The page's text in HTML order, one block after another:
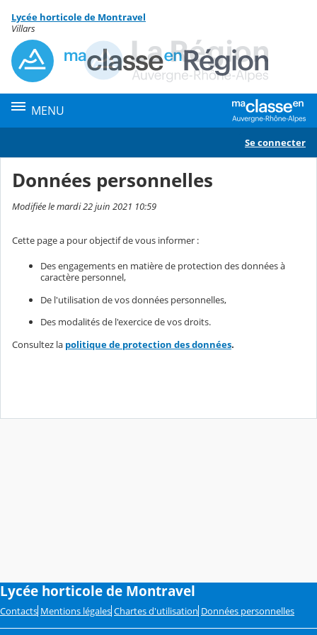
Contenu
Lycée horticole de Montravel
Villars
MENU
Se connecter
Données personnelles
Modifiée le mardi 22 juin 2021 10:59
Cette page a pour objectif de vous informer :
Des engagements en matière de protection des données à
caractère personnel,
De l'utilisation de vos données personnelles,
Des modalités de l'exercice de vos droits.
Consultez la politique de protection des données.
Lycée horticole de Montravel
Contacts Mentions légales Chartes d'utilisation Données personnelles